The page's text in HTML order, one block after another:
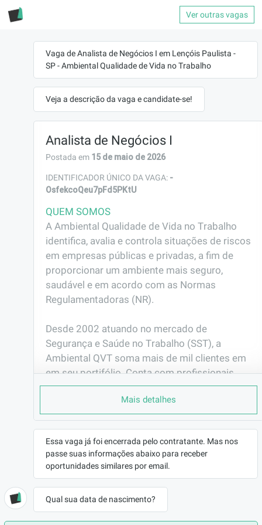
Ver outras vagas
Vaga de Analista de Negócios I em Lençóis Paulista -
SP - Ambiental Qualidade de Vida no Trabalho
Veja a descrição da vaga e candidate-se!
Analista de Negócios I
Postada em 15 de maio de 2026
IDENTIFICADOR ÚNICO DA VAGA: -
OsfekcoQeu7pFd5PKtU
QUEM SOMOS
A Ambiental Qualidade de Vida no Trabalho
identifica, avalia e controla situações de riscos
em empresas públicas e privadas, a fim de
proporcionar um ambiente mais seguro,
saudável e em acordo com as Normas
Regulamentadoras (NR).
Desde 2002 atuando no mercado de
Segurança e Saúde no Trabalho (SST), a
Ambiental QVT soma mais de mil clientes em
em seu portifólio. Conta com profissionais
especializados, equipamentos certificados e
calibrados, sistemas integrados de gestão e
uma ampla rede de parceiros em todo o país.
EMPRESA
Ambiental Qualidade ...
LOCALIZAÇÃO
CONTRATO
Mais detalhes
Essa vaga já foi encerrada pelo contratante. Mas nos
passe suas informações abaixo para receber
oportunidades similares por email.
Qual sua data de nascimento?